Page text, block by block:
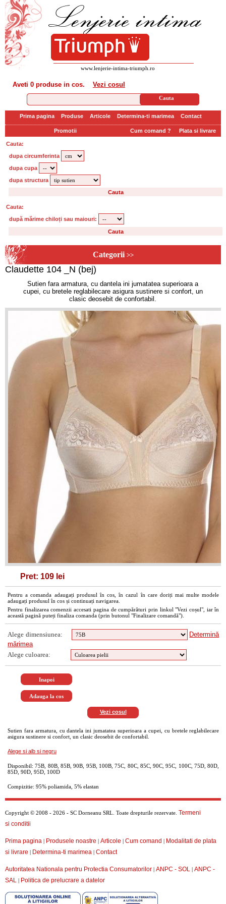
www.lenjerie-intima-triumph.ro
Aveti 0 produse in cos. Vezi cosul
Prima pagina Produse Articole Determina-ti marimea Contact
Promotii Cum comand ? Plata si livrare
Cauta:
dupa circumferinta
dupa cupa
dupa structura
Cauta:
după mărime chiloți sau maiouri:
Categorii >>
Claudette 104 _N (bej)
Sutien fara armatura, cu dantela ini jumatatea superioara a
cupei, cu bretele reglabilecare asigura sustinere si confort, un
clasic deosebit de confortabil.
Pret: 109 lei
Pentru a comanda adaugați produsul în cos, în cazul în care doriți mai multe modele
adaugați produsul în cos și continuați navigarea.
Pentru finalizarea comenzii accesati pagina de cumpărături prin linkul "Vezi coșul", iar în
această pagină puteți finaliza comanda (prin butonul "Finalizare comandă").
Alege dimensiunea:
Determină
mărimea
Alege culoarea:
Vezi cosul
Sutien fara armatura, cu dantela ini jumatatea superioara a cupei, cu bretele reglabilecare
asigura sustinere si confort, un clasic deosebit de confortabil.
Alege si alb si negru
Disponibil: 75B, 80B, 85B, 90B, 95B, 100B, 75C, 80C, 85C, 90C, 95C, 100C, 75D, 80D,
85D, 90D, 95D, 100D
Compizitie: 95% poliamida, 5% elastan
Copyright © 2008 - 2026 - SC Dorneanu SRL. Toate drepturile rezervate. Termeni
si conditii
Prima pagina | Produsele noastre | Articole | Cum comand | Modalitati de plata
si livrare | Determina-ti marimea | Contact
Autoritatea Nationala pentru Protectia Consumatorilor | ANPC - SOL | ANPC -
SAL | Politica de prelucrare a datelor